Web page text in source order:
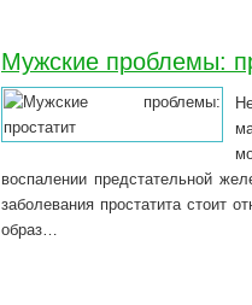
Мужские проблемы:
воспалении предстательной
заболевания простатита стоит
образ…